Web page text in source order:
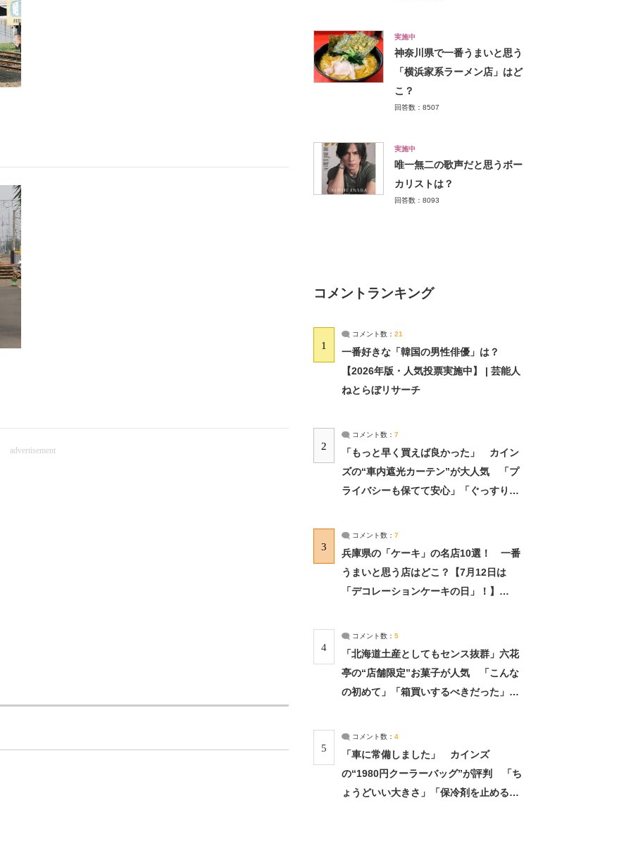
advertisement
実施中
神奈川県で一番うまいと思う
「横浜家系ラーメン店」はど
こ？
回答数：8507
実施中
唯一無二の歌声だと思うボー
カリストは？
回答数：8093
コメントランキング
1
コメント数： 21
一番好きな「韓国の男性俳優」は？
【2026年版・人気投票実施中】 | 芸能人
ねとらぼリサーチ
2
コメント数： 7
「もっと早く買えば良かった」 カイン
ズの“車内遮光カーテン”が大人気 「プ
ライバシーも保てて安心」「ぐっすり眠
3
コメント数： 7
兵庫県の「ケーキ」の名店10選！ 一番
うまいと思う店はどこ？【7月12日は
「デコレーションケーキの日」！】
4
コメント数： 5
「北海道土産としてもセンス抜群」六花
亭の“店舗限定”お菓子が人気 「こんな
の初めて」「箱買いするべきだった」
5
コメント数： 4
「車に常備しました」 カインズ
の“1980円クーラーバッグ”が評判 「ち
ょうどいい大きさ」「保冷剤を止めるベ